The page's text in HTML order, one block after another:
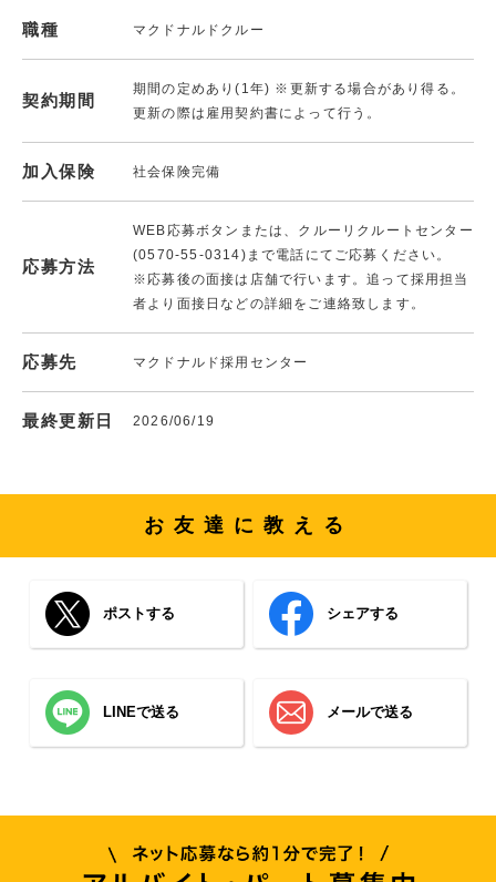
職種 マクドナルドクルー
契約期間
期間の定めあり(1年) ※更新する場合があり得る。
更新の際は雇用契約書によって行う。
加入保険 社会保険完備
応募方法
WEB応募ボタンまたは、クルーリクルートセンター
(0570-55-0314)まで電話にてご応募ください。
※応募後の面接は店舗で行います。追って採用担当
者より面接日などの詳細をご連絡致します。
応募先 マクドナルド採用センター
最終更新日 2026/06/19
お友達に教える
ポストする シェアする
LINEで送る メールで送る